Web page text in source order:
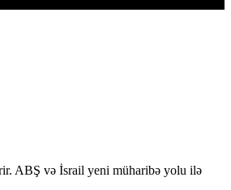
ABŞ və İsrail yeni müharibə yolu ilə